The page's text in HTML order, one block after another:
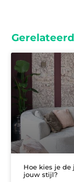
Hoe kies je
jouw stijl?